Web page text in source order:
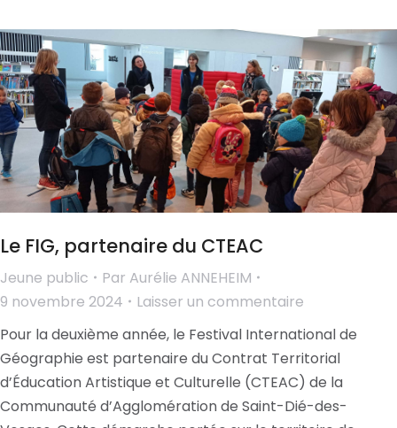
Le FIG, partenaire du CTEAC
Jeune public Par Aurélie ANNEHEIM
9 novembre 2024
Laisser un commentaire
Pour la deuxième année, le Festival International de
Géographie est partenaire du Contrat Territorial
d’Éducation Artistique et Culturelle (CTEAC) de la
Communauté d’Agglomération de Saint-Dié-des-